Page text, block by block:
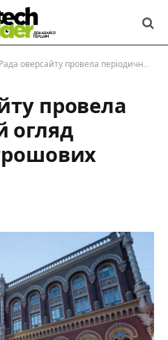
Рада оверсайту провела періодичний огляд валютних і грошових індикаторів
провела
огляд